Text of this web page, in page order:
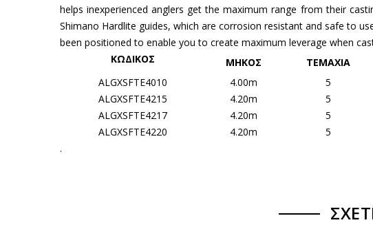
helps inexperienced anglers get the maximum range from their
Shimano Hardlite guides, which are corrosion resistant and safe to
been positioned to enable you to create maximum leverage when
ΚΩΔΙΚΟΣ
ΜΗΚΟΣ ΤΕΜΑΧΙΑ
ALGXSFTE4010
4.00m 5
ALGXSFTE4215
4.20m 5
ALGXSFTE4217
4.20m 5
ALGXSFTE4220
4.20m 5
.